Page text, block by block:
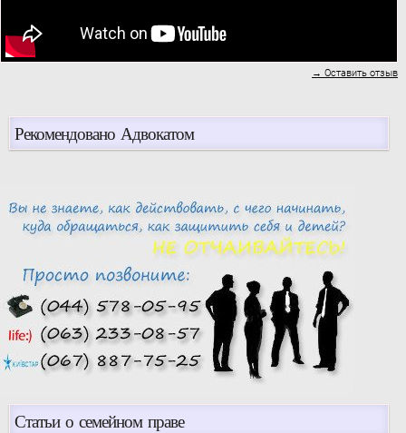
→ Оставить отзыв
Рекомендовано Адвокатом
Статьи о семейном праве